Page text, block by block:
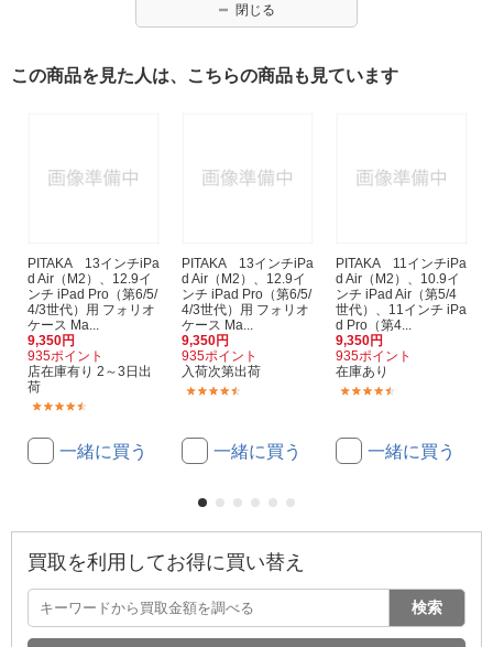
閉じる
この商品を見た人は、こちらの商品も見ています
PITAKA 13インチiPa
d Air（M2）、12.9イ
ンチ iPad Pro（第6/5/
4/3世代）用 フォリオ
ケース Ma...
9,350円
935ポイント
店在庫有り 2～3日出
荷
一緒に買う
PITAKA 13インチiPa
d Air（M2）、12.9イ
ンチ iPad Pro（第6/5/
4/3世代）用 フォリオ
ケース Ma...
9,350円
935ポイント
入荷次第出荷
一緒に買う
PITAKA 11インチiPa
d Air（M2）、10.9イ
ンチ iPad Air（第5/4
世代）、11インチ iPa
d Pro（第4...
9,350円
935ポイント
在庫あり
一緒に買う
買取を利用してお得に買い替え
検索